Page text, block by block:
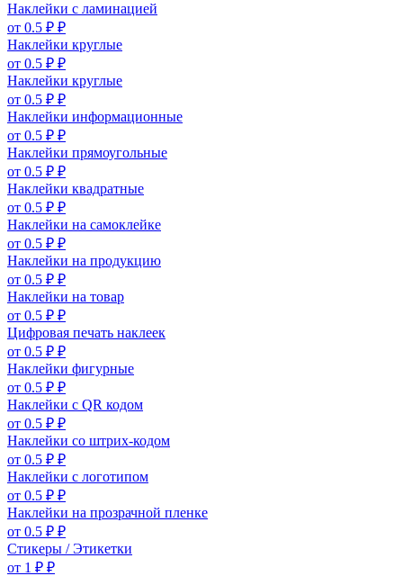
Наклейки с ламинацией
от 0.5 ₽ ₽
Наклейки круглые
от 0.5 ₽ ₽
Наклейки круглые
от 0.5 ₽ ₽
Наклейки информационные
от 0.5 ₽ ₽
Наклейки прямоугольные
от 0.5 ₽ ₽
Наклейки квадратные
от 0.5 ₽ ₽
Наклейки на самоклейке
от 0.5 ₽ ₽
Наклейки на продукцию
от 0.5 ₽ ₽
Наклейки на товар
от 0.5 ₽ ₽
Цифровая печать наклеек
от 0.5 ₽ ₽
Наклейки фигурные
от 0.5 ₽ ₽
Наклейки с QR кодом
от 0.5 ₽ ₽
Наклейки со штрих-кодом
от 0.5 ₽ ₽
Наклейки с логотипом
от 0.5 ₽ ₽
Наклейки на прозрачной пленке
от 0.5 ₽ ₽
Стикеры / Этикетки
от 1 ₽ ₽